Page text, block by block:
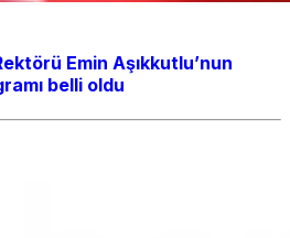
Emin Aşıkkutlu’nun
belli oldu